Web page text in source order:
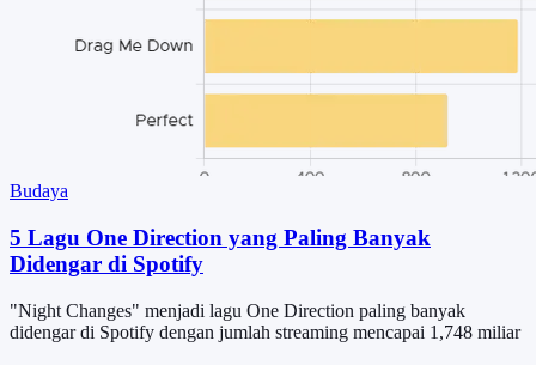
Budaya
5 Lagu One Direction yang Paling Banyak
Didengar di Spotify
"Night Changes" menjadi lagu One Direction paling banyak
didengar di Spotify dengan jumlah streaming mencapai 1,748 miliar